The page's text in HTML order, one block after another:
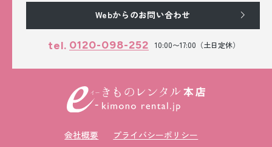
Webからのお問い合わせ
tel. 0120-098-252 10:00〜17:00（土日定休）
会社概要
プライバシーポリシー